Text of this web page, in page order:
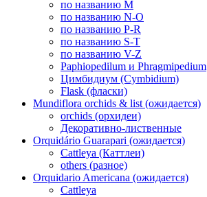
по названию M
по названию N-O
по названию P-R
по названию S-T
по названию V-Z
Paphiopedilum и Phragmipedium
Цимбидиум (Cymbidium)
Flask (фласки)
Mundiflora orchids & list (ожидается)
orchids (орхидеи)
Декоративно-лиственные
Orquidário Guarapari (ожидается)
Cattleya (Каттлеи)
others (разное)
Orquidario Americana (ожидается)
Cattleya